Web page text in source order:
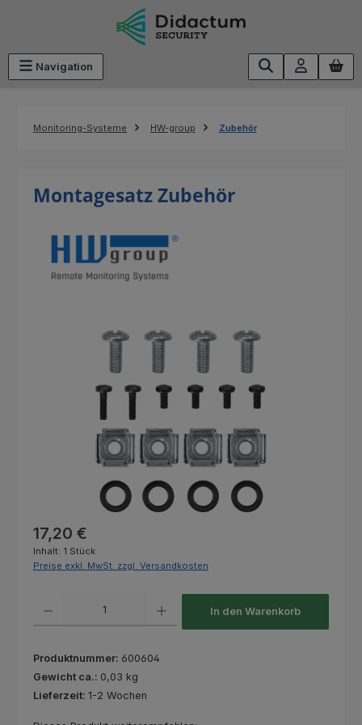
Zum Hauptinhalt springen
Navigation
Monitoring-Systeme HW-group Zubehör
Montagesatz Zubehör
Bildergalerie überspringen
Regulärer Preis:
17,20 €
Inhalt: 1 Stück
Preise exkl. MwSt. zzgl. Versandkosten
In den Warenkorb
Produktnummer: 600604
Gewicht ca.: 0,03 kg
Lieferzeit: 1-2 Wochen